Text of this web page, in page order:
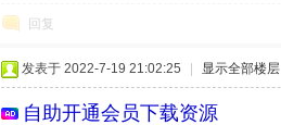
回复
发表于 2022-7-19 21:02:25 显示全部楼层
自助开通会员下载资源